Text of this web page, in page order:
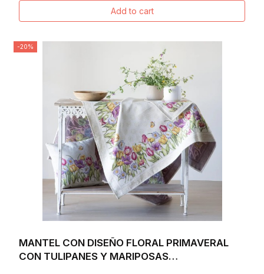
Add to cart
-20%
MANTEL CON DISEÑO FLORAL PRIMAVERAL
CON TULIPANES Y MARIPOSAS